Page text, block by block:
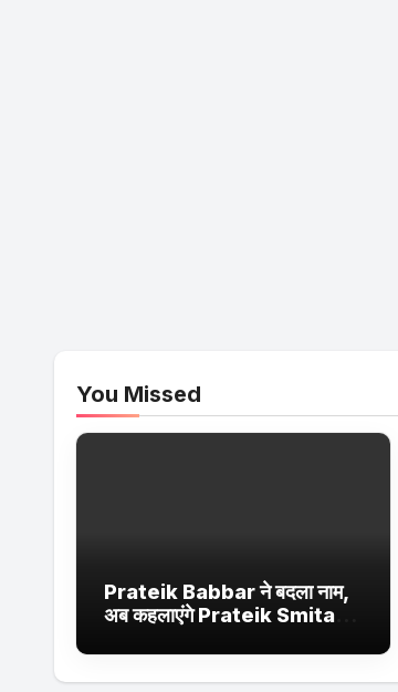
You Missed
Prateik Babbar ने बदला नाम,
अब कहलाएंगे Prateik Smita